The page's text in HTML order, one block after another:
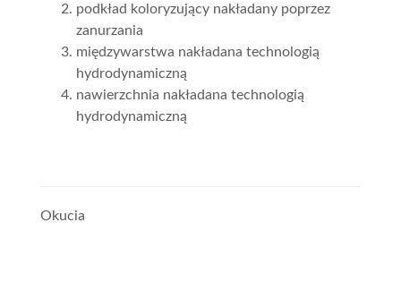
podkład koloryzujący nakładany poprzez
zanurzania
międzywarstwa nakładana technologią
hydrodynamiczną
nawierzchnia nakładana technologią
hydrodynamiczną
Okucia